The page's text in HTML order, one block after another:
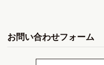
お問い合わせフォーム